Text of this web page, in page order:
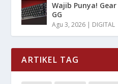
Wajib Punya!
GG
Agu 3, 2026 | DIGITAL
ARTIKEL TAG